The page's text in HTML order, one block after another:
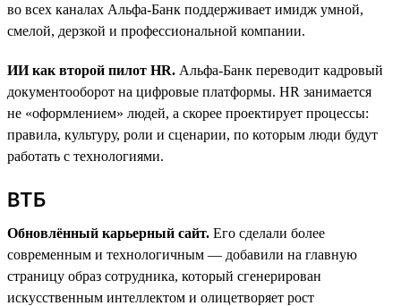
во всех каналах Альфа-Банк поддерживает имидж умной,
смелой, дерзкой и профессиональной компании.
ИИ как второй пилот HR. Альфа-Банк переводит кадровый
документооборот на цифровые платформы. HR занимается
не «оформлением» людей, а скорее проектирует процессы:
правила, культуру, роли и сценарии, по которым люди будут
работать с технологиями.
ВТБ
Обновлённый карьерный сайт. Его сделали более
современным и технологичным — добавили на главную
страницу образ сотрудника, который сгенерирован
искусственным интеллектом и олицетворяет рост